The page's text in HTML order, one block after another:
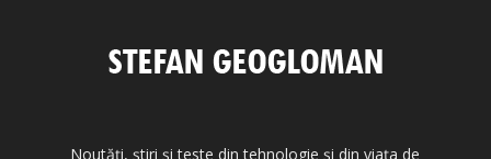
Noutăți, știri și teste din tehnologie și din viața de